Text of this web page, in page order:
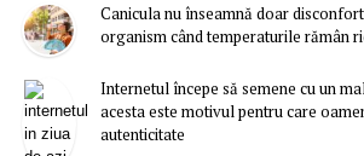
Canicula nu înseamnă doar
organism când temperaturile rămân
Internetul începe să semene cu un
acesta este motivul pentru care
autenticitate